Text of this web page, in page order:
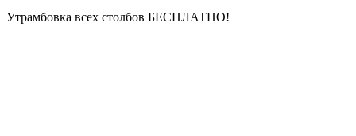
Утрамбовка всех столбов БЕСПЛАТНО!